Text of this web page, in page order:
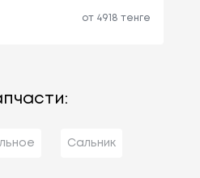
от 4918 тенге
Сальник